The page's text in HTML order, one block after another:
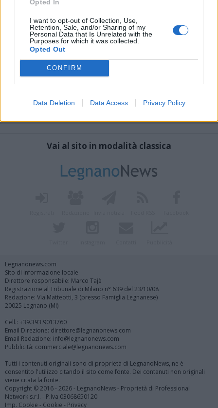
Opted In
I want to opt-out of Collection, Use,
Retention, Sale, and/or Sharing of my
Personal Data that Is Unrelated with the
Purposes for which it was collected.
Opted Out
CONFIRM
Data Deletion Data Access Privacy Policy
Vai al sito in modalità classica
Legnanonews.com
Sito di informazione locale
Direttore responsabile: Marco Tajè
Registrazione al Tribunale di Milano n° 639 del 23/10/08
Redazione: Via Matteotti, 3 (presso Famiglia Legnanese)
20025 Legnano (MI)
Cell.: +39.393.9013760
Email Direzione: direttore@legnanonews.com
Email Redazione: info@legnanonews.com
Pubblicità: commerciale@legnanonews.com
Tutti i contenuti originali sono di proprietà di LegnanoNews, ne è
consentito l'utilizzo citando il sito come fonte. Dei contenuti non originali
viene citata la fonte.
Copyright © 2016 - 2026 - LegnanoNews - Proprietà di Professional
Network s.r.l. - P.Iva 03068650120
Imp. Cookie - Cookie - Privacy